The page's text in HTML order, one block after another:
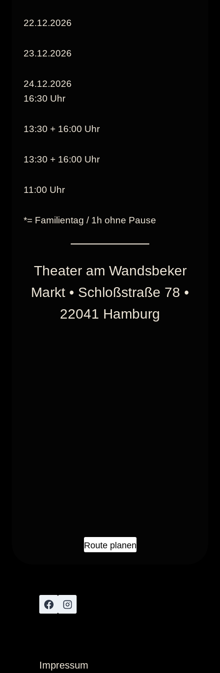
22.12.2026
23.12.2026
24.12.2026
16:30 Uhr
13:30 + 16:00 Uhr
13:30 + 16:00 Uhr
11:00 Uhr
*= Familientag / 1h ohne Pause
Theater am Wandsbeker
Markt • Schloßstraße 78 •
22041 Hamburg
Route planen
Impressum